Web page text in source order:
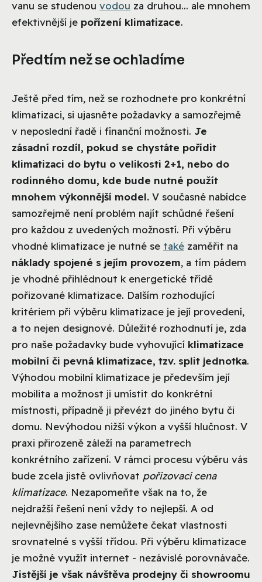
vanu se studenou vodou za druhou... ale mnohem
efektivnější je pořízení klimatizace.
Předtím než se ochladíme
Ještě před tím, než se rozhodnete pro konkrétní
klimatizaci, si ujasněte požadavky a samozřejmě
v neposlední řadě i finanční možnosti. Je
zásadní rozdíl, pokud se chystáte pořídit
klimatizaci do bytu o velikosti 2+1, nebo do
rodinného domu, kde bude nutné použít
mnohem výkonnější model. V současné nabídce
samozřejmě není problém najít schůdné řešení
pro každou z uvedených možností. Při výběru
vhodné klimatizace je nutné se také zaměřit na
náklady spojené s jejím provozem, a tím pádem
je vhodné přihlédnout k energetické třídě
pořizované klimatizace. Dalším rozhodující
kritériem při výběru klimatizace je její provedení,
a to nejen designové. Důležité rozhodnutí je, zda
pro naše požadavky bude vyhovující klimatizace
mobilní či pevná klimatizace, tzv. split jednotka.
Výhodou mobilní klimatizace je především její
mobilita a možnost ji umístit do konkrétní
místnosti, případně ji převézt do jiného bytu či
domu. Nevýhodou nižší výkon a vyšší hlučnost. V
praxi přirozeně záleží na parametrech
konkrétního zařízení. V rámci procesu výběru vás
bude zcela jistě ovlivňovat pořizovací cena
klimatizace. Nezapomeňte však na to, že
nejdražší řešení není vždy to nejlepší. A od
nejlevnějšího zase nemůžete čekat vlastnosti
srovnatelné s vyšší třídou. Při výběru klimatizace
je možné využít internet - nezávislé porovnávače.
Jistější je však návštěva prodejny či showroomu